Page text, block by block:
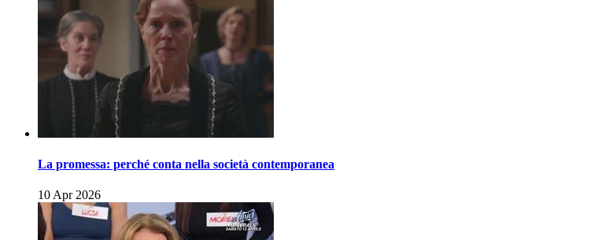
La promessa: perché conta nella società contemporanea
10 Apr 2026